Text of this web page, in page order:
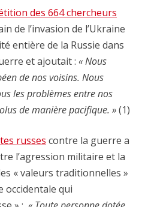
des 664 chercheurs
de l’invasion de l’Ukraine
entière de la Russie dans
et ajoutait : « Nous
de nos voisins. Nous
les problèmes entre nos
de manière pacifique. »(1)
russes contre la guerre a
l’agression militaire et la
« valeurs traditionnelles »
occidentale qui